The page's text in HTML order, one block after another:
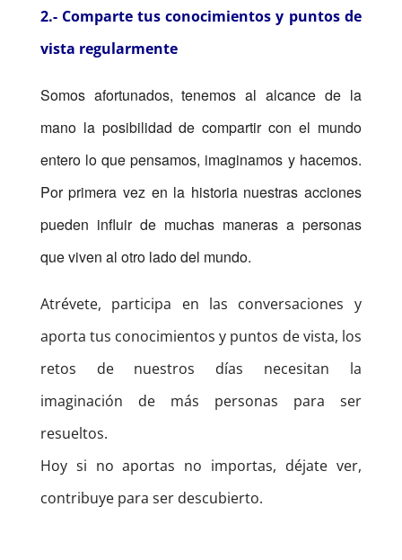
2.- Comparte tus conocimientos y puntos de
vista regularmente
Somos afortunados, tenemos al alcance de la
mano la posibilidad de compartir con el mundo
entero lo que pensamos, imaginamos y hacemos.
Por primera vez en la historia nuestras acciones
pueden influir de muchas maneras a personas
que viven al otro lado del mundo.
Atrévete, participa en las conversaciones y
aporta tus conocimientos y puntos de vista, los
retos de nuestros días necesitan la
imaginación de más personas para ser
resueltos.
Hoy si no aportas no importas, déjate ver,
contribuye para ser descubierto.